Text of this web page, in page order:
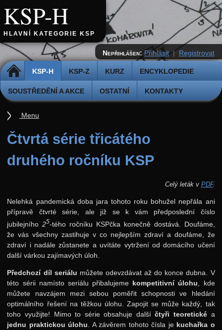
KSP-H
HLAVNÍ KATEGORIE KSP
DOMŮ KSP-H KSP-Z KURZ ENCYKLOPEDIE
SOUSTŘEDĚNÍ A AKCE OSTATNÍ KONTAKTY
Nepřihlášen: Přihlásit | Registrovat
Čtvrtá série třicátého
druhého ročníku KSP
Celý leták v PDF.
Nelehká pandemická doba jara tohoto roku bohužel nepřála ani
přípravě čtvrté série, ale již se k vám předposlední číslo
jubilejního25-tého ročníku KSPčka konečně dostává. Doufáme,
že vás všechny zastihuje v co nejlepším zdraví a doufáme, že
zdraví i nadále zůstanete a uvítáte vytržení od domácího učení
další várkou zajímavých úloh.
Předchozí díl seriálu můžete odevzdávat až do konce dubna. V
této sérii namísto seriálu přibalujeme kompetitivní úlohu , kde
můžete navzájem mezi sebou poměřit schopnosti ve hledání
optimálního řešení na těžkou úlohu. Zapojit se může každý, tak
toho využijte! Mimo to série obsahuje dalšíčtyři teoretické a
jednu praktickou úlohu . A závěrem tohoto čísla je kuchařka o
Menu
Přihláška k řešení
Aktuální ročník (38.)
Archiv starších ročníků
37. ročník: 24/25
36. ročník: 23/24
35. ročník: 22/23
34. ročník: 21/22
33. ročník: 20/21
32. ročník: 19/20